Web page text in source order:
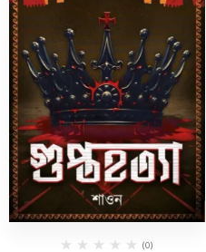
(0)